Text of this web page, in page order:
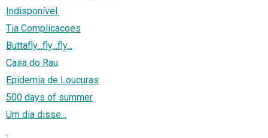
Indisponível.
Tia Complicacoes
Buttafly...fly...fly...
Casa do Rau
Epidemia de Loucuras
500 days of summer
Um dia disse...
.